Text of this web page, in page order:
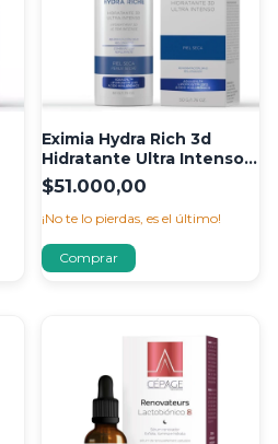
Eximia Hydra Rich 3d
Hidratante Ultra Intenso
50 gr Piel Seca
$51.000,00
¡No te lo pierdas, es el último!